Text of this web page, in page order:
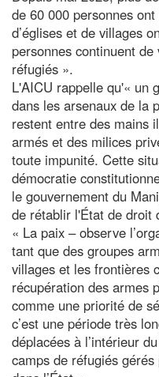
de 60 000 personnes
d’églises et de villages
personnes continuent
réfugiés ».
L'AICU rappelle qu'« un
dans les arsenaux de la
restent entre des mains
armés et des milices
toute impunité. Cette
démocratie
le gouvernement du
de rétablir l'État de droit
« La paix – observe
tant que des groupes
villages et les frontières
récupération des armes
comme une priorité de
c’est une période très
déplacées à l’intérieur
camps de réfugiés